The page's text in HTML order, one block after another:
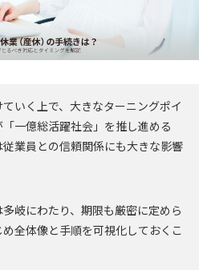
いく上で、大きなターニングポイ
一億総活躍社会」を推し進める
業員との信頼関係にも大きな影響
岐にわたり、期限も厳密に定めら
全体像と手順を可視化しておくこ